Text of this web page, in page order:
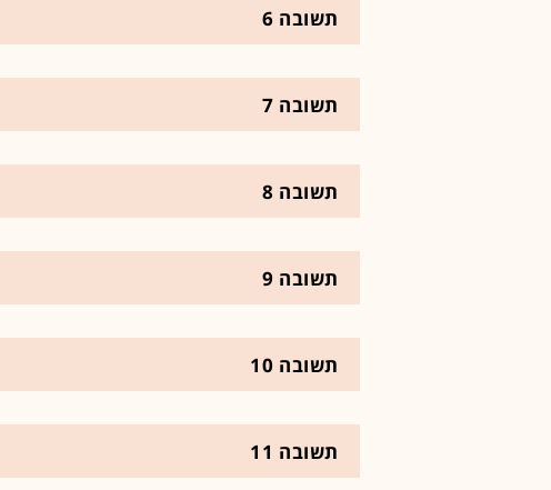
תשובה 6
תשובה 7
תשובה 8
תשובה 9
תשובה 10
תשובה 11